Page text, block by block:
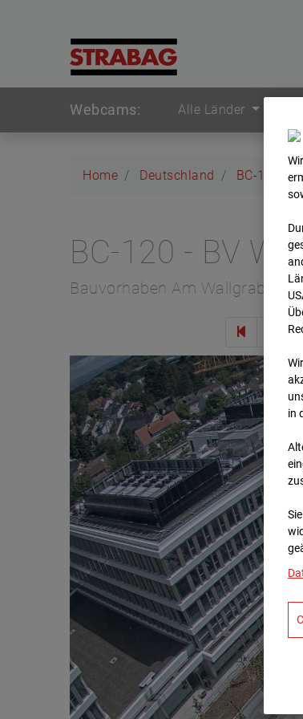
Webcams: Alle Länder
Home Deutschland BC-120 -
BC-120 - BV
Bauvorhaben Am Wallgraben
in